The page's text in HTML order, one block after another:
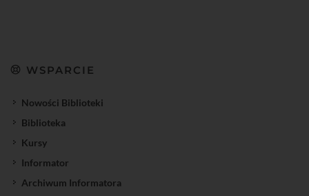
WSPARCIE
Nowości Biblioteki
Biblioteka
Kursy
Informator
Archiwum Informatora